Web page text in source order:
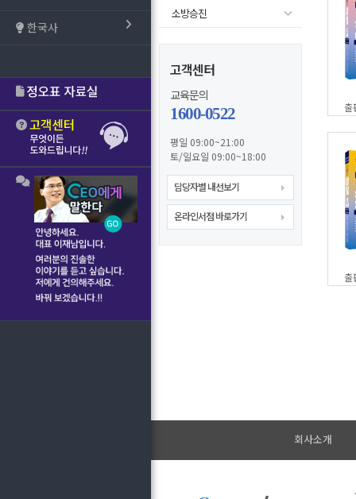
한국사
소방승진
고객센터
교육문의
1600-0522
평일 09:00~21:00
토/일요일 09:00~18:00
담당자별 내선보기
온라인서점 바로가기
출
출
회사소개